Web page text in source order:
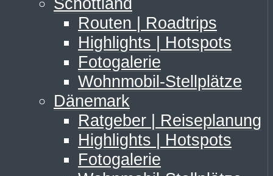
Routen | Roadtrips
Highlights | Hotspots
Fotogalerie
Wohnmobil-Stellplätze
Dänemark
Ratgeber | Reiseplanung
Highlights | Hotspots
Fotogalerie